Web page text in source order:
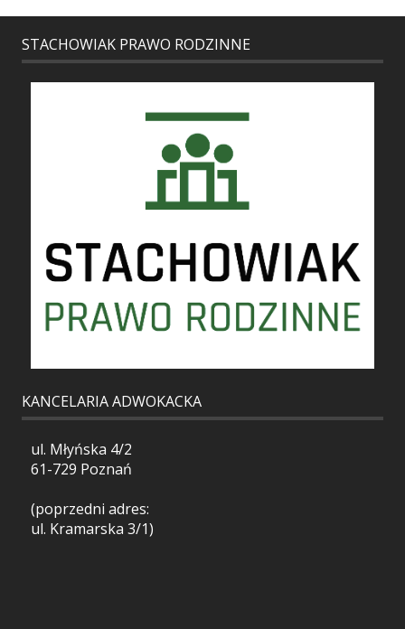
STACHOWIAK PRAWO RODZINNE
KANCELARIA ADWOKACKA
ul. Młyńska 4/2
61-729 Poznań
(poprzedni adres:
ul. Kramarska 3/1)